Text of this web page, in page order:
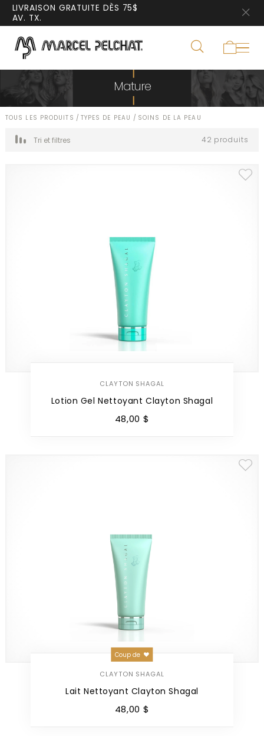
LIVRAISON GRATUITE DÈS 75$
AV. TX.
Mature
TOUS LES PRODUITS / TYPES DE PEAU / SOINS DE LA PEAU
Tri et filtres 42 produits
CLAYTON SHAGAL
Lotion Gel Nettoyant Clayton Shagal
48,00 $
CLAYTON SHAGAL
Lait Nettoyant Clayton Shagal
Coup de
48,00 $